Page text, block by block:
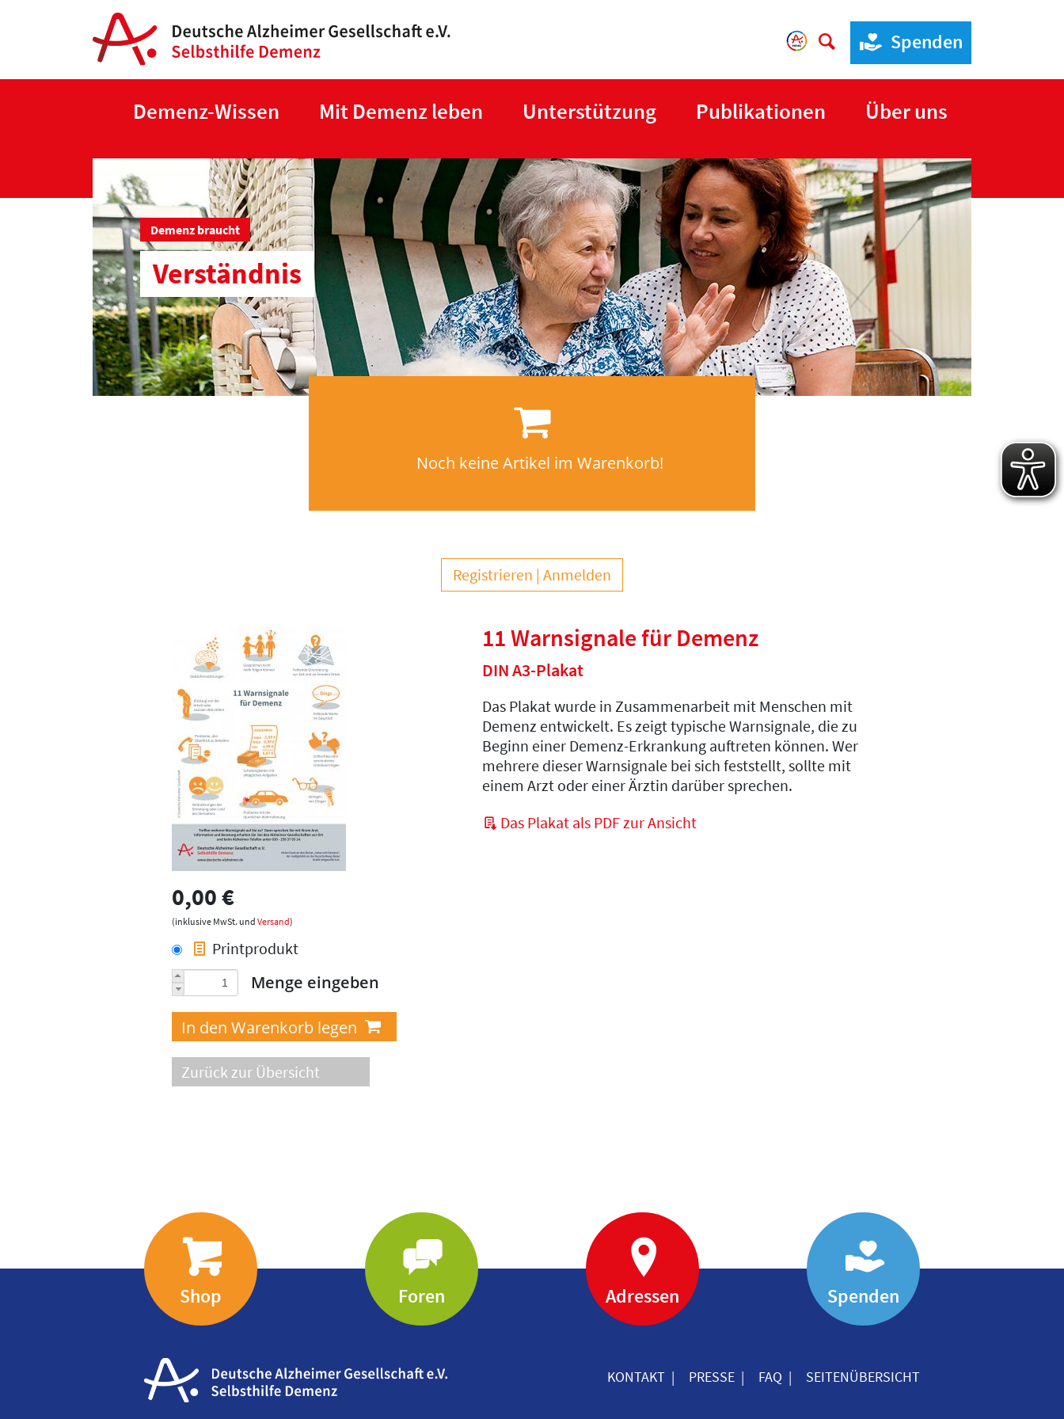
Spenden
Demenz-Wissen Mit Demenz leben Unterstützung Publikationen Über uns
Demenz braucht
Verständnis
Noch keine Artikel im Warenkorb!
Registrieren Anmelden
0,00 €
(inklusive MwSt. und Versand)
Printprodukt
Menge eingeben
Zurück zur Übersicht
11 Warnsignale für Demenz
DIN A3-Plakat
Das Plakat wurde in Zusammenarbeit mit Menschen mit
Demenz entwickelt. Es zeigt typische Warnsignale, die zu
Beginn einer Demenz-Erkrankung auftreten können. Wer
mehrere dieser Warnsignale bei sich feststellt, sollte mit
einem Arzt oder einer Ärztin darüber sprechen.
Das Plakat als PDF zur Ansicht
Shop Foren Adressen Spenden
KONTAKT PRESSE FAQ SEITENÜBERSICHT